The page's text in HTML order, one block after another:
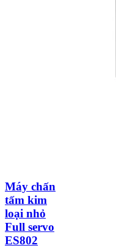
Máy chấn
tấm kim
loại nhỏ
Full servo
ES802